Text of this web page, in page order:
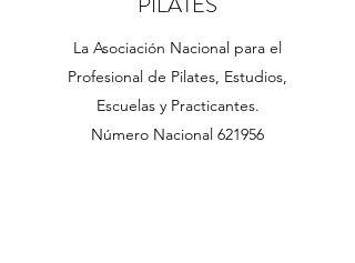
La Asociación Nacional para el
Profesional de Pilates, Estudios,
Escuelas y Practicantes.
Número Nacional 621956